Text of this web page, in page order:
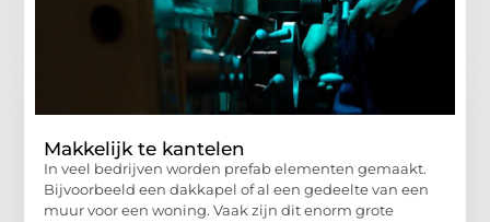
Makkelijk te kantelen
In veel bedrijven worden prefab elementen gemaakt.
Bijvoorbeeld een dakkapel of al een gedeelte van een
muur voor een woning. Vaak zijn dit enorm grote